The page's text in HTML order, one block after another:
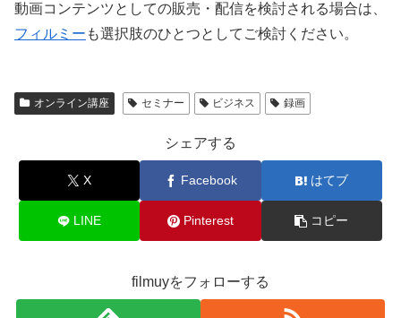
動画コンテンツとしての販売・配信を検討される場合は、
フィルミー も選択肢のひとつとしてご検討ください。
オンライン講座 セミナー ビジネス 録画
シェアする
X Facebook はてブ
LINE Pinterest コピー
filmuyをフォローする